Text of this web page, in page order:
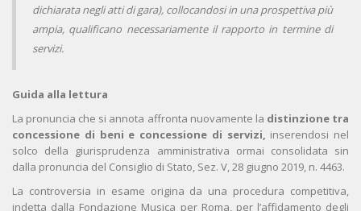
dichiarata negli atti di gara), collocandosi in una prospettiva più
ampia, qualificano necessariamente il rapporto in termine di
servizi.
Guida alla lettura
La pronuncia che si annota affronta nuovamente la distinzione tra
concessione di beni e concessione di servizi, inserendosi nel
solco della giurisprudenza amministrativa ormai consolidata sin
dalla pronuncia del Consiglio di Stato, Sez. V, 28 giugno 2019, n. 4463.
La controversia in esame origina da una procedura competitiva,
indetta dalla Fondazione Musica per Roma, per l’affidamento degli